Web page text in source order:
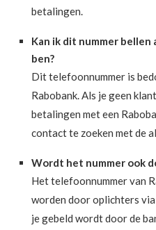
betalingen.
Kan ik dit nummer bellen
ben?
Dit telefoonnummer is
Rabobank. Als je geen
betalingen met een
contact te zoeken met de
Wordt het nummer ook
Het telefoonnummer van
worden door oplichters
je gebeld wordt door de